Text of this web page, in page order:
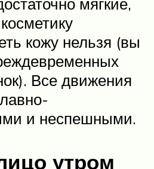
кожу нельзя (вы
Все движения
и неспешными.
утром